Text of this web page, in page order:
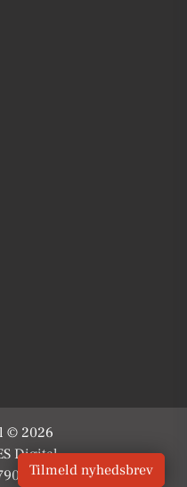
© 2026
Digital
Tilmeld nyhedsbrev